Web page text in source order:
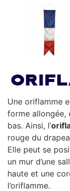
Une oriflamme
forme allongée,
bas. Ainsi, l’
rouge du
Elle peut se
un mur d’une
haute et une
l’oriflamme.